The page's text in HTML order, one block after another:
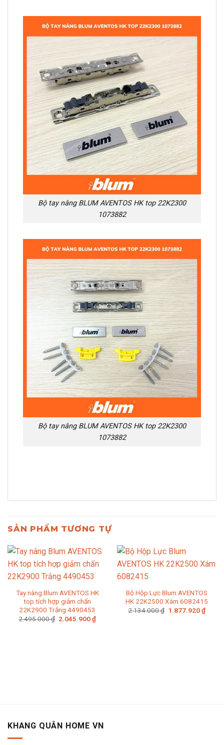
Bộ tay nâng BLUM AVENTOS HK top 22K2300
1073882
Bộ tay nâng BLUM AVENTOS HK top 22K2300
1073882
SẢN PHẨM TƯƠNG TỰ
Tay nâng Blum AVENTOS HK
top tích hợp giảm chấn
22K2900 Trắng 4490453
2.495.000₫ Giá
2.045.900₫Giá
Bộ Hộp Lực Blum AVENTOS
HK 22K2500 Xám 6082415
2.134.000₫ Giá
1.877.920₫Giá
KHANG QUÂN HOME VN